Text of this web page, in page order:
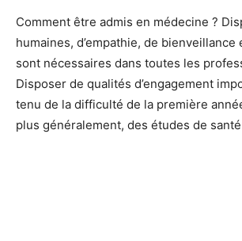
Comment être admis en médecine ?
humaines, d’empathie, de bienveillance
sont nécessaires dans toutes les
Disposer de qualités d’engagement
tenu de la difficulté de la première
plus généralement, des études de